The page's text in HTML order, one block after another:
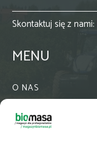
Skontaktuj się z nami:
MENU
O NAS
WSPÓŁPRACA